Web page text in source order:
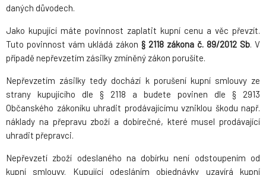
daných důvodech.
Jako kupující máte povinnost zaplatit kupní cenu a věc převzít.
Tuto povinnost vám ukládá zákon § 2118 zákona č. 89/2012 Sb. V
případě nepřevzetím zásilky zmíněný zákon porušíte.
Nepřevzetím zásilky tedy dochází k porušení kupní smlouvy ze
strany kupujícího dle § 2118 a budete povinen dle § 2913
Občanského zákoníku uhradit prodávajícímu vzniklou škodu např.
náklady na přepravu zboží a dobírečné, které musel prodávající
uhradit přepravci.
Nepřevzetí zboží odeslaného na dobírku není odstoupením od
kupní smlouvy. Kupující odesláním objednávky uzavírá kupní